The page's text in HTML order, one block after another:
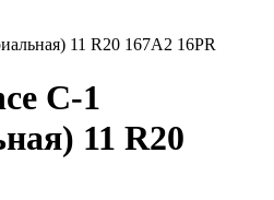
11 R20 167A2 16PR
C-1
11 R20